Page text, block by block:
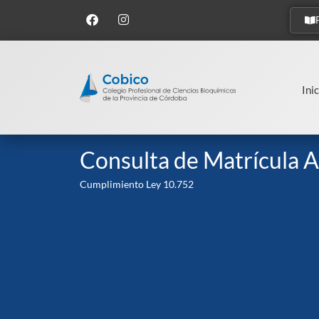
Consulta de Matrícula
Cumplimiento Ley 10.752